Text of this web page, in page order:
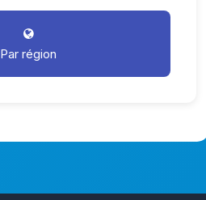
Par région